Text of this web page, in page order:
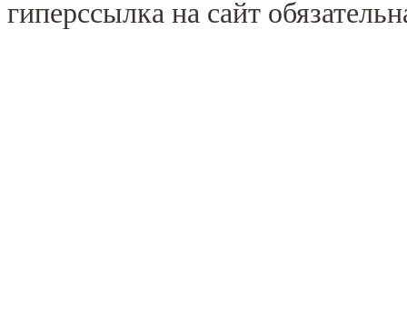
гиперссылка на сайт